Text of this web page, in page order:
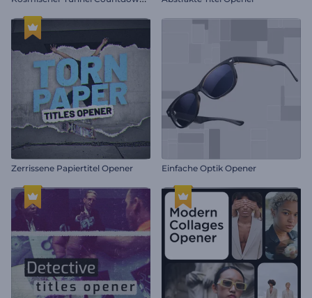
Zerrissene Papiertitel Opener Einfache Optik Opener